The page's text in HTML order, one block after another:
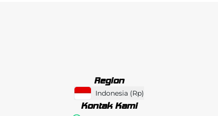
Region
Indonesia (Rp)
Kontak Kami